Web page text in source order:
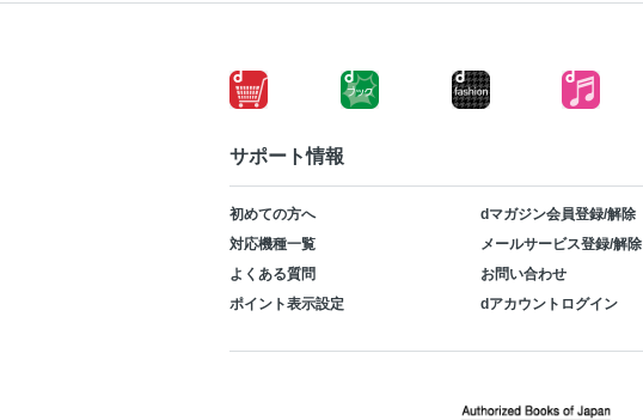
サポート情報
初めての方へ
dマガジン会員登録/解除
対応機種一覧
メールサービス登録/解除
よくある質問
お問い合わせ
ポイント表示設定
dアカウントログイン